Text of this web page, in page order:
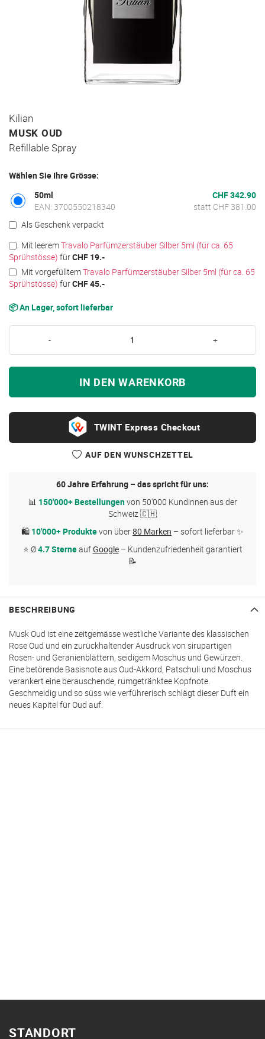
Zum
Anfang
der
Bildgalerie
Kilian
MUSK OUD
Refillable Spray
Wählen Sie Ihre Grösse:
50ml
EAN: 3700550218340
CHF 342.90
statt CHF 381.00
Als Geschenk verpackt
Mit leeremTravalo Parfümzerstäuber Silber 5ml (für ca. 65
Sprühstösse) fürCHF 19.-
Mit vorgefülltemTravalo Parfümzerstäuber Silber 5ml (für ca. 65
Sprühstösse) fürCHF 45.-
📦 An Lager, sofort lieferbar
- +
IN DEN WARENKORB
Express Checkout
AUF DEN WUNSCHZETTEL
60 Jahre Erfahrung – das spricht für uns:
📊 150'000+ Bestellungenvon 50'000 Kundinnen aus der
Schweiz 🇨🇭
🛍 10'000+ Produktevon über80 Marken – sofort lieferbar ✨
⭐ Ø4.7 SterneaufGoogle– Kundenzufriedenheit garantiert
📝
BESCHREIBUNG
Musk Oud ist eine zeitgemässe westliche Variante des klassischen
Rose Oud und ein zurückhaltender Ausdruck von sirupartigen
Rosen- und Geranienblättern, seidigem Moschus und Gewürzen.
Eine betörende Basisnote aus Oud-Akkord, Patschuli und Moschus
verankert eine berauschende, rumgetränktee Kopfnote.
Geschmeidig und so süss wie verführerisch schlägt dieser Duft ein
neues Kapitel für Oud auf.
STANDORT